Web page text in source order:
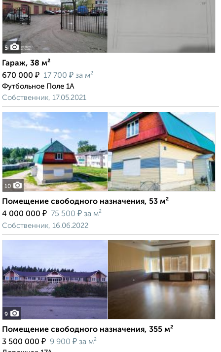
5
Гараж, 38 м²
670 000 ₽ 17 700 ₽ за м²
Футбольное Поле 1А
Собственник, 17.05.2021
10
Помещение свободного назначения, 53 м²
4 000 000 ₽ 75 500 ₽ за м²
Собственник, 16.06.2022
9
Помещение свободного назначения, 355 м²
3 500 000 ₽ 9 900 ₽ за м²